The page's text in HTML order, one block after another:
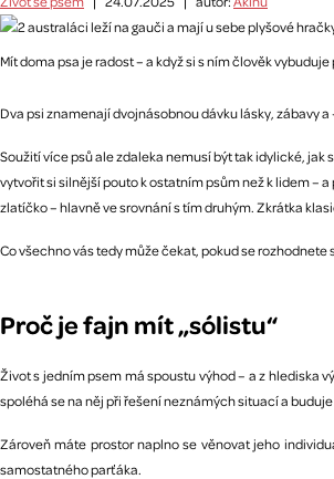
Mít doma psa je radost – a když si s ním člověk
Dva psi znamenají dvojnásobnou dávku lásky, zábavy
Soužití více psů ale zdaleka nemusí být tak idylické,
vytvořit si silnější pouto k ostatním psům než k lidem –
zlatíčko – hlavně ve srovnání s tím druhým. Zkrátka
Co všechno vás tedy může čekat, pokud se
Proč je fajn mít „sólistu“
Život s jedním psem má spoustu výhod – a z hlediska
spoléhá se na něj při řešení neznámých situací a
Zároveň máte prostor naplno se věnovat jeho
samostatného parťáka.